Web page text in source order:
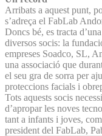
Arribats a aquest punt,
s’adreça el FabLab
Doncs bé, es tracta
diversos socis: la
empreses Soadco, SL,
una associació que
el seu gra de sorra per
proteccions facials i
Tots aquests socis
d’apropar les noves
tant a infants i joves,
president del FabLab,